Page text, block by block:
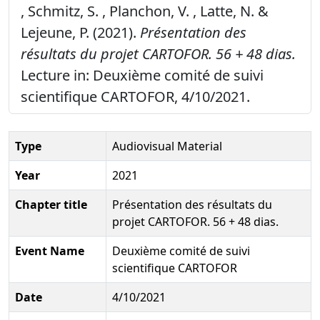
, Schmitz, S. , Planchon, V. , Latte, N. &
Lejeune, P. (2021). Présentation des
résultats du projet CARTOFOR. 56 + 48 dias.
Lecture in: Deuxième comité de suivi
scientifique CARTOFOR, 4/10/2021.
Type
Audiovisual Material
Year
2021
Chapter title
Présentation des résultats du
projet CARTOFOR. 56 + 48 dias.
Event Name
Deuxième comité de suivi
scientifique CARTOFOR
Date
4/10/2021